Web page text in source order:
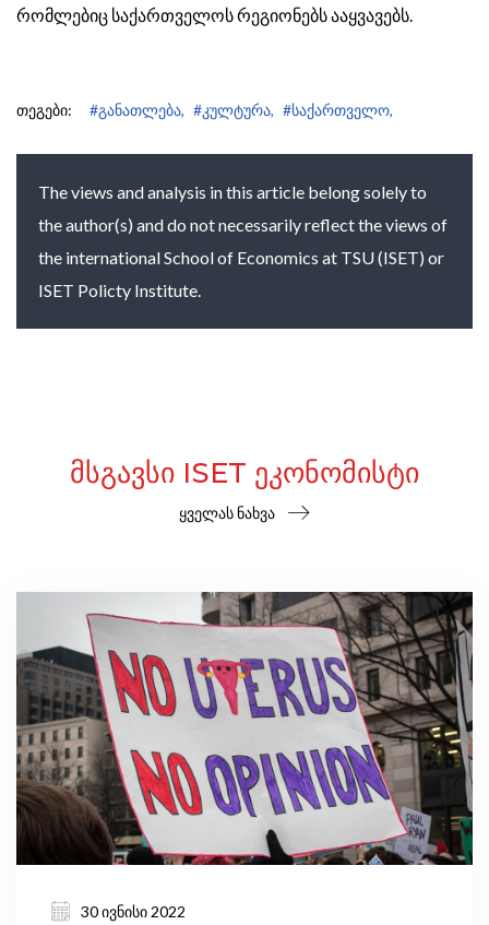
რომლებიც საქართველოს რეგიონებს ააყვავებს.
თეგები: #განათლება, #კულტურა, #საქართველო,
The views and analysis in this article belong solely to
the author(s) and do not necessarily reflect the views of
the international School of Economics at TSU (ISET) or
ISET Policty Institute.
ᲛᲡᲒᲐᲕᲡᲘ ISET ᲔᲙᲝᲜᲝᲛᲘᲡᲢᲘ
ყველას ნახვა
30 ივნისი 2022